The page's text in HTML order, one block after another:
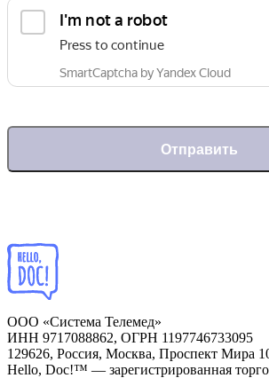
Отправить
ООО «Система Телемед»
ИНН 9717088862, ОГРН 1197746733095
129626, Россия, Москва, Проспект Мира
Hello, Doc!™ — зарегистрированная